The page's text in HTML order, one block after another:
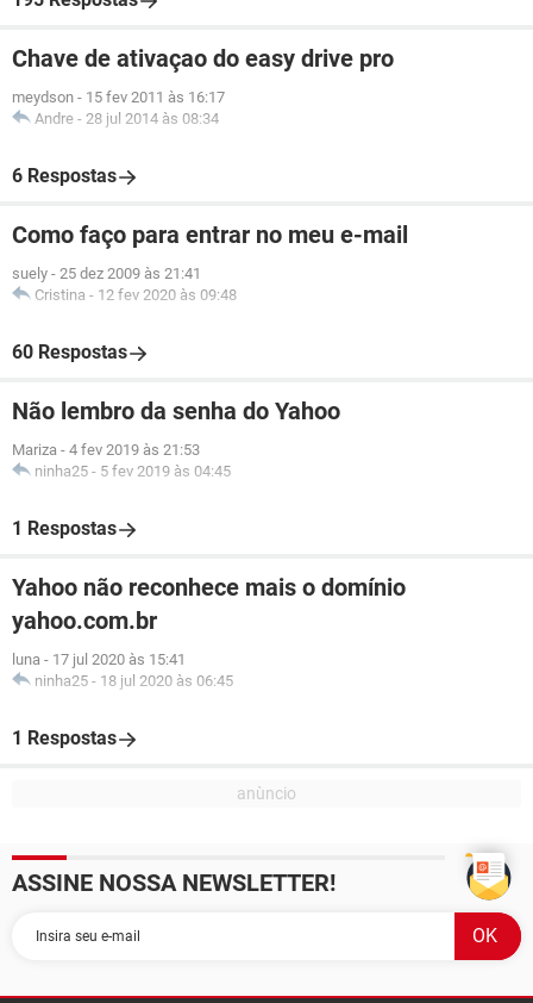
Chave de ativaçao do easy drive pro
meydson - 15 fev 2011 às 16:17
Andre - 28 jul 2014 às 08:34
6 Respostas
Como faço para entrar no meu e-mail
suely - 25 dez 2009 às 21:41
Cristina - 12 fev 2020 às 09:48
60 Respostas
Não lembro da senha do Yahoo
Mariza - 4 fev 2019 às 21:53
ninha25 - 5 fev 2019 às 04:45
1 Respostas
Yahoo não reconhece mais o domínio
yahoo.com.br
luna - 17 jul 2020 às 15:41
ninha25 - 18 jul 2020 às 06:45
1 Respostas
ASSINE NOSSA NEWSLETTER!